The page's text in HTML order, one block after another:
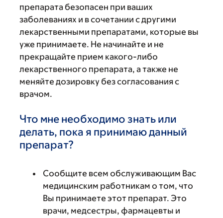
препарата безопасен при ваших
заболеваниях и в сочетании с другими
лекарственными препаратами, которые вы
уже принимаете. Не начинайте и не
прекращайте прием какого-либо
лекарственного препарата, а также не
меняйте дозировку без согласования с
врачом.
Что мне необходимо знать или
делать, пока я принимаю данный
препарат?
Сообщите всем обслуживающим Вас
медицинским работникам о том, что
Вы принимаете этот препарат. Это
врачи, медсестры, фармацевты и